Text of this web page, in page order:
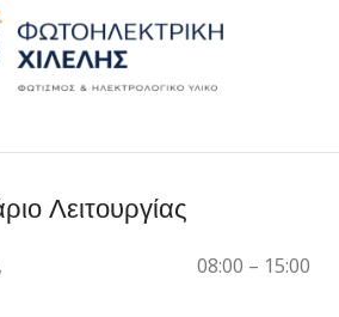
Λειτουργίας
08:00 – 15:00